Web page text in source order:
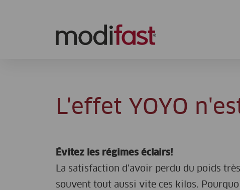
L'effet YOYO
Évitez les régimes éclairs!
La satisfaction d'avoir perdu du poids
souvent tout aussi vite ces kilos.